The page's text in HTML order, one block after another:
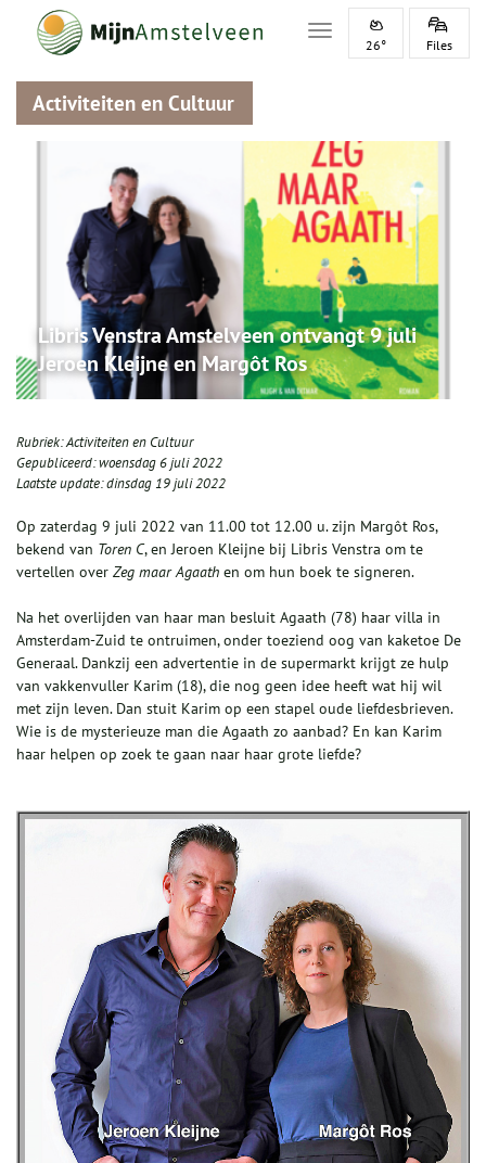
Toggle navigation
26° Files
Activiteiten en Cultuur
Libris Venstra Amstelveen ontvangt 9 juli
Jeroen Kleijne en Margôt Ros
Rubriek:Activiteiten en Cultuur
Gepubliceerd:woensdag 6 juli 2022
Laatste update:dinsdag 19 juli 2022
Op zaterdag 9 juli 2022 van 11.00 tot 12.00 u. zijn Margôt Ros,
bekend van Toren C, en Jeroen Kleijne bij Libris Venstra om te
vertellen over Zeg maar Agaath en om hun boek te signeren.
Na het overlijden van haar man besluit Agaath (78) haar villa in
Amsterdam-Zuid te ontruimen, onder toeziend oog van kaketoe De
Generaal. Dankzij een advertentie in de supermarkt krijgt ze hulp
van vakkenvuller Karim (18), die nog geen idee heeft wat hij wil
met zijn leven. Dan stuit Karim op een stapel oude liefdesbrieven.
Wie is de mysterieuze man die Agaath zo aanbad? En kan Karim
haar helpen op zoek te gaan naar haar grote liefde?